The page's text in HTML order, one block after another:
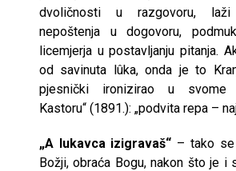
dvoličnosti u razgovoru,
nepoštenja u dogovoru,
licemjerja u postavljanju pitanja.
od savinuta lûka, onda je to
pjesnički ironizirao u svome
Kastoru“ (1891.): „podvita repa –
„A lukavca izigravaš“ – tako se
Božji, obraća Bogu, nakon što je i